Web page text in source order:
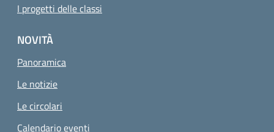
I progetti delle classi
NOVITÀ
Panoramica
Le notizie
Le circolari
Calendario eventi